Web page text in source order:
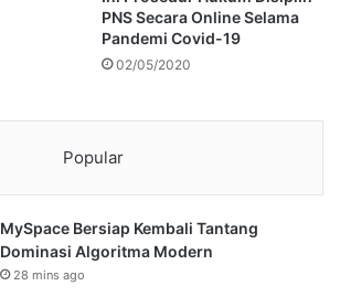
PNS Secara Online Selama
Pandemi Covid-19
02/05/2020
Popular
MySpace Bersiap Kembali Tantang
Dominasi Algoritma Modern
28 mins ago